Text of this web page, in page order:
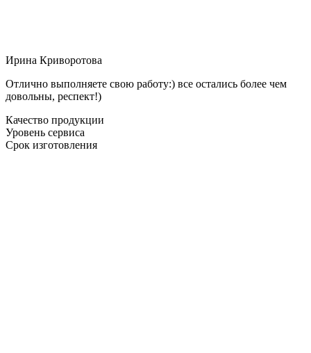
Ирина Криворотова
Отлично выполняете свою работу:) все остались более чем
довольны, респект!)
Качество продукции
Уровень сервиса
Срок изготовления